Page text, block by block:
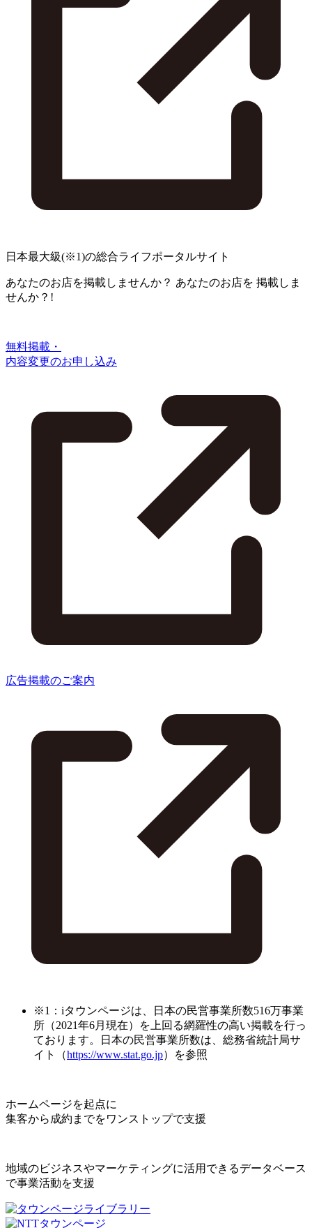
日本最大級(※1)の総合ライフポータルサイト
あなたのお店を掲載しませんか？ あなたのお店を 掲載しま
せんか？!
無料掲載・
内容変更のお申し込み
広告掲載のご案内
※1：iタウンページは、日本の民営事業所数516万事業
所（2021年6月現在）を上回る網羅性の高い掲載を行っ
ております。日本の民営事業所数は、総務省統計局サ
イト（https://www.stat.go.jp）を参照
ホームページを起点に
集客から成約までをワンストップで支援
地域のビジネスやマーケティングに活用できるデータベース
で事業活動を支援